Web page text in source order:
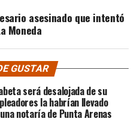
asesinado que intentó
Moneda
GUSTAR
será desalojada de su
la habrían llevado
notaría de Punta Arenas